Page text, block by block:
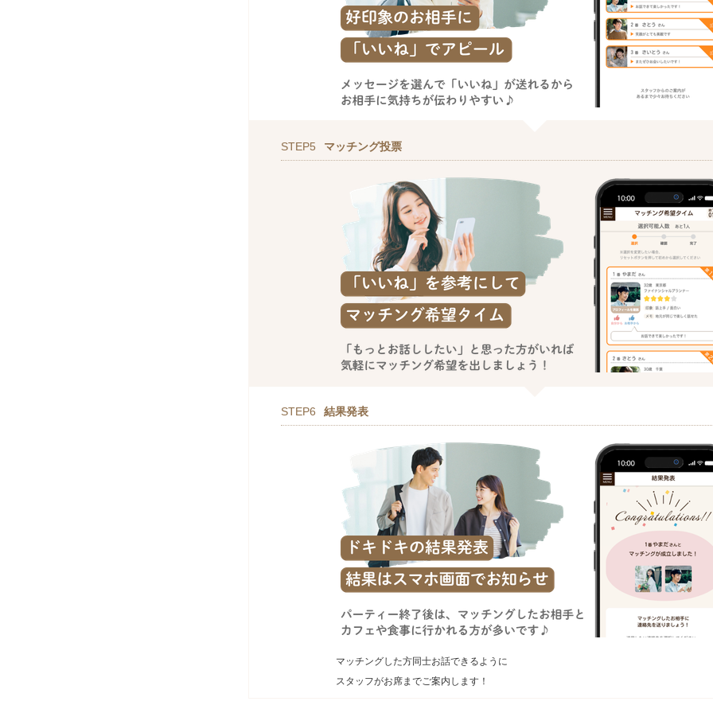
STEP5 マッチング投票
STEP6 結果発表
マッチングした方同士お話できるように
スタッフがお席までご案内します！